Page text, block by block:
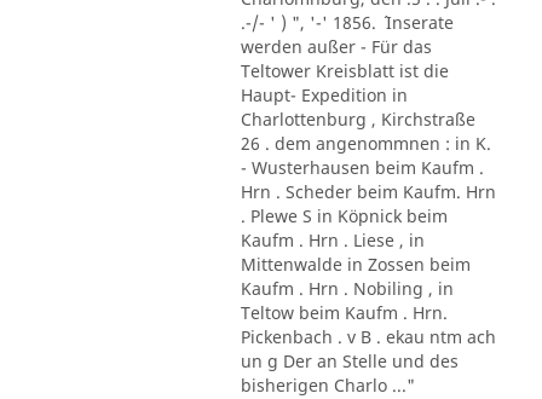
.-/- ' ) ", '-' 1856. ´ Inserate
werden außer - Für das
Teltower Kreisblatt ist die
Haupt- Expedition in
Charlottenburg , Kirchstraße
26 . dem angenommnen : in K.
- Wusterhausen beim Kaufm .
Hrn . Scheder beim Kaufm. Hrn
. Plewe S in Köpnick beim
Kaufm . Hrn . Liese , in
Mittenwalde in Zossen beim
Kaufm . Hrn . Nobiling , in
Teltow beim Kaufm . Hrn.
Pickenbach . v B . ekau ntm ach
un g Der an Stelle und des
bisherigen Charlo ..."